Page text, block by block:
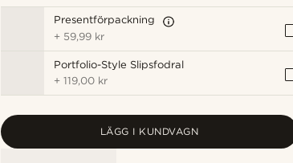
Presentförpackning
+ 59,99 kr
Portfolio-Style Slipsfodral
+119,00 kr
LÄGG I KUNDVAGN